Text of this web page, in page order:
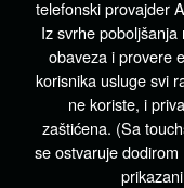
telefonski provajder
Iz svrhe
obaveza i provere
korisnika usluge svi
ne koriste, i
zaštićena. (Sa
se ostvaruje